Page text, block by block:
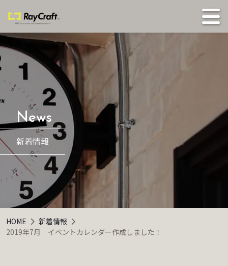
新着情報
HOME
新着情報
2019年7月 イベントカレンダー作成しました！